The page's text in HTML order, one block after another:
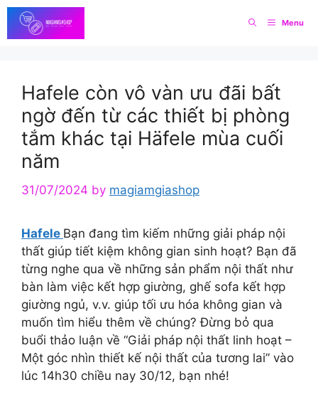
Skip
to
content
Menu
Hafele còn vô vàn ưu đãi bất
ngờ đến từ các thiết bị phòng
tắm khác tại Häfele mùa cuối
năm
31/07/2024 by magiamgiashop
Hafele Bạn đang tìm kiếm những giải pháp nội
thất giúp tiết kiệm không gian sinh hoạt? Bạn đã
từng nghe qua về những sản phẩm nội thất như
bàn làm việc kết hợp giường, ghế sofa kết hợp
giường ngủ, v.v. giúp tối ưu hóa không gian và
muốn tìm hiểu thêm về chúng? Đừng bỏ qua
buổi thảo luận về “Giải pháp nội thất linh hoạt –
Một góc nhìn thiết kế nội thất của tương lai” vào
lúc 14h30 chiều nay 30/12, bạn nhé!